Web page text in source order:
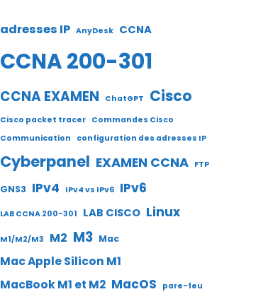
adresses IP AnyDesk CCNA
CCNA 200-301
CCNA EXAMEN ChatGPT Cisco
Cisco packet tracer Commandes Cisco
Communication
configuration des adresses IP
Cyberpanel EXAMEN CCNA FTP
GNS3 IPv4 IPv4 vs IPv6 IPv6
LAB CCNA 200-301 LAB CISCO Linux
M1/M2/M3 M2 M3 Mac
Mac Apple Silicon M1
MacBook M1 et M2 MacOS pare-feu